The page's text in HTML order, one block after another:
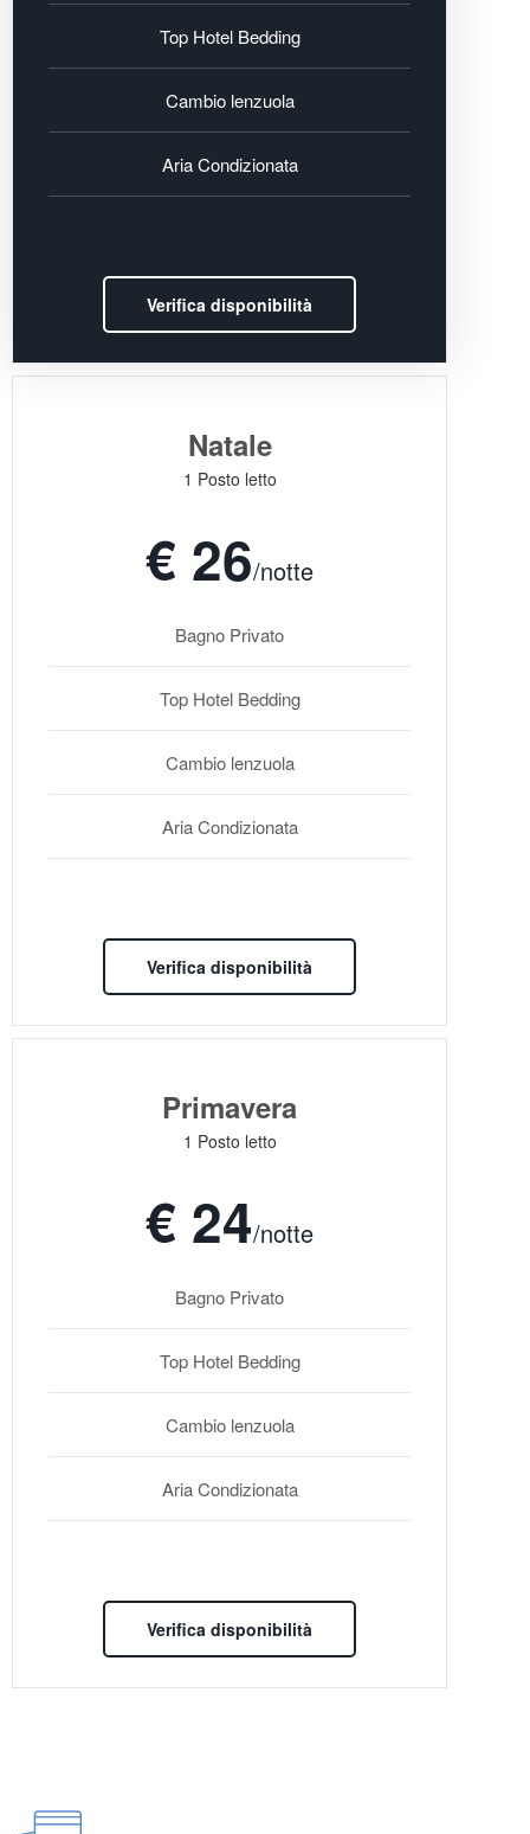
Top Hotel Bedding
Cambio lenzuola
Aria Condizionata
Verifica disponibilità
Natale
1 Posto letto
€ 26/notte
Bagno Privato
Top Hotel Bedding
Cambio lenzuola
Aria Condizionata
Verifica disponibilità
Primavera
1 Posto letto
€ 24/notte
Bagno Privato
Top Hotel Bedding
Cambio lenzuola
Aria Condizionata
Verifica disponibilità